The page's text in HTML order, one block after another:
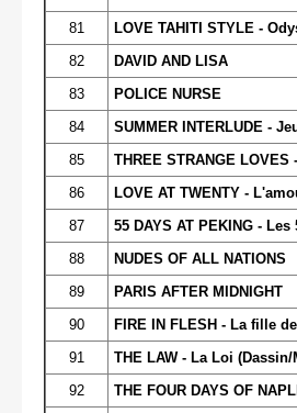
81
LOVE TAHITI STYLE -
82
DAVID AND LISA
83
POLICE NURSE
84
SUMMER INTERLUDE -
85
THREE STRANGE
86
LOVE AT TWENTY -
87
55 DAYS AT PEKING -
88
NUDES OF ALL NATIONS
89
PARIS AFTER MIDNIGHT
90
FIRE IN FLESH - La fille
91
THE LAW - La Loi
92
THE FOUR DAYS OF